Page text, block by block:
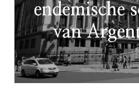
endemische
van